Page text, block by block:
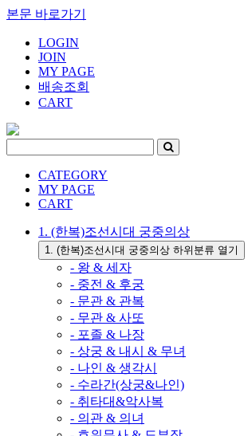
본문 바로가기
LOGIN
JOIN
MY PAGE
배송조회
CART
CATEGORY
MY PAGE
CART
1. (한복)조선시대 궁중의상
1. (한복)조선시대 궁중의상 하위분류 열기
- 왕 & 세자
- 중전 & 후궁
- 문관 & 관복
- 무관 & 사또
- 포졸 & 나장
- 상궁 & 내시 & 무녀
- 나인 & 생각시
- 수라간(상궁&나인)
- 취타대&악사복
- 의관 & 의녀